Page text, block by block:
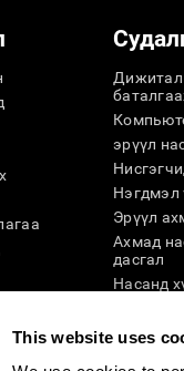
This website uses
Дижитал
эрүүл
Нэгдмэл
Эрүүл
Ахмад
дасгал
Насанд